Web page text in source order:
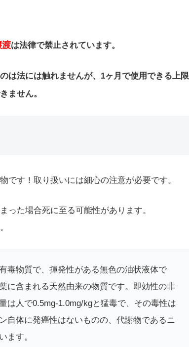
渡は法律で禁止されています。
は法には触れませんが、1ヶ月で使用できる上限
ません。
です！取り扱いには細心の注意が必要です。
った場合死に至る可能性があります。
毒物質で、揮発性がある無色の油状液体で
に含まれる天然由来の物質です。即効性の非
は人で0.5mg-1.0mg/kgと猛毒で、その毒性は
自体に発癌性はないものの、代謝物であるニ
ます。